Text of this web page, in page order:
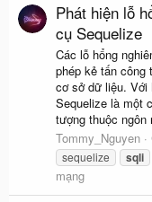
Phát hiện lỗ
cụ Sequelize
Các lỗ hổng
phép kẻ tấn
cơ sở dữ liệu. Với
Sequelize là một
tượng thuộc
Tommy_Nguyen
sequelize
sqli
mạng